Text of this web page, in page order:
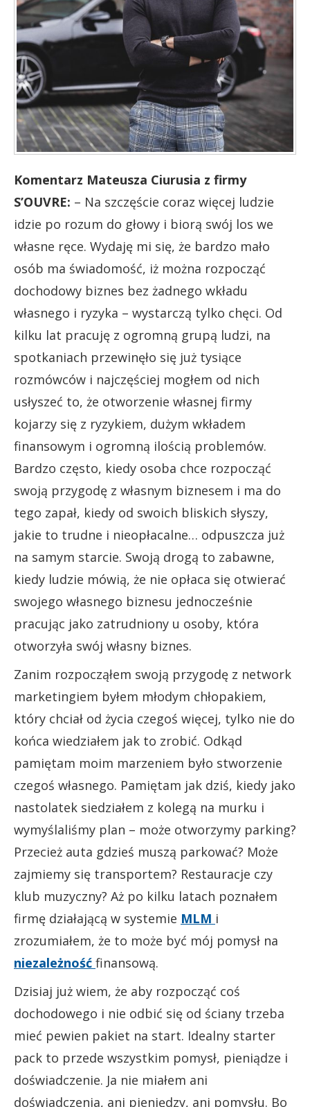
Komentarz Mateusza Ciurusia z firmy
S’OUVRE: – Na szczęście coraz więcej ludzie
idzie po rozum do głowy i biorą swój los we
własne ręce. Wydaję mi się, że bardzo mało
osób ma świadomość, iż można rozpocząć
dochodowy biznes bez żadnego wkładu
własnego i ryzyka – wystarczą tylko chęci. Od
kilku lat pracuję z ogromną grupą ludzi, na
spotkaniach przewinęło się już tysiące
rozmówców i najczęściej mogłem od nich
usłyszeć to, że otworzenie własnej firmy
kojarzy się z ryzykiem, dużym wkładem
finansowym i ogromną ilością problemów.
Bardzo często, kiedy osoba chce rozpocząć
swoją przygodę z własnym biznesem i ma do
tego zapał, kiedy od swoich bliskich słyszy,
jakie to trudne i nieopłacalne… odpuszcza już
na samym starcie. Swoją drogą to zabawne,
kiedy ludzie mówią, że nie opłaca się otwierać
swojego własnego biznesu jednocześnie
pracując jako zatrudniony u osoby, która
otworzyła swój własny biznes.
Zanim rozpocząłem swoją przygodę z network
marketingiem byłem młodym chłopakiem,
który chciał od życia czegoś więcej, tylko nie do
końca wiedziałem jak to zrobić. Odkąd
pamiętam moim marzeniem było stworzenie
czegoś własnego. Pamiętam jak dziś, kiedy jako
nastolatek siedziałem z kolegą na murku i
wymyślaliśmy plan – może otworzymy parking?
Przecież auta gdzieś muszą parkować? Może
zajmiemy się transportem? Restauracje czy
klub muzyczny? Aż po kilku latach poznałem
firmę działającą w systemie MLM i
zrozumiałem, że to może być mój pomysł na
niezależność finansową.
Dzisiaj już wiem, że aby rozpocząć coś
dochodowego i nie odbić się od ściany trzeba
mieć pewien pakiet na start. Idealny starter
pack to przede wszystkim pomysł, pieniądze i
doświadczenie. Ja nie miałem ani
doświadczenia, ani pieniędzy, ani pomysłu. Bo